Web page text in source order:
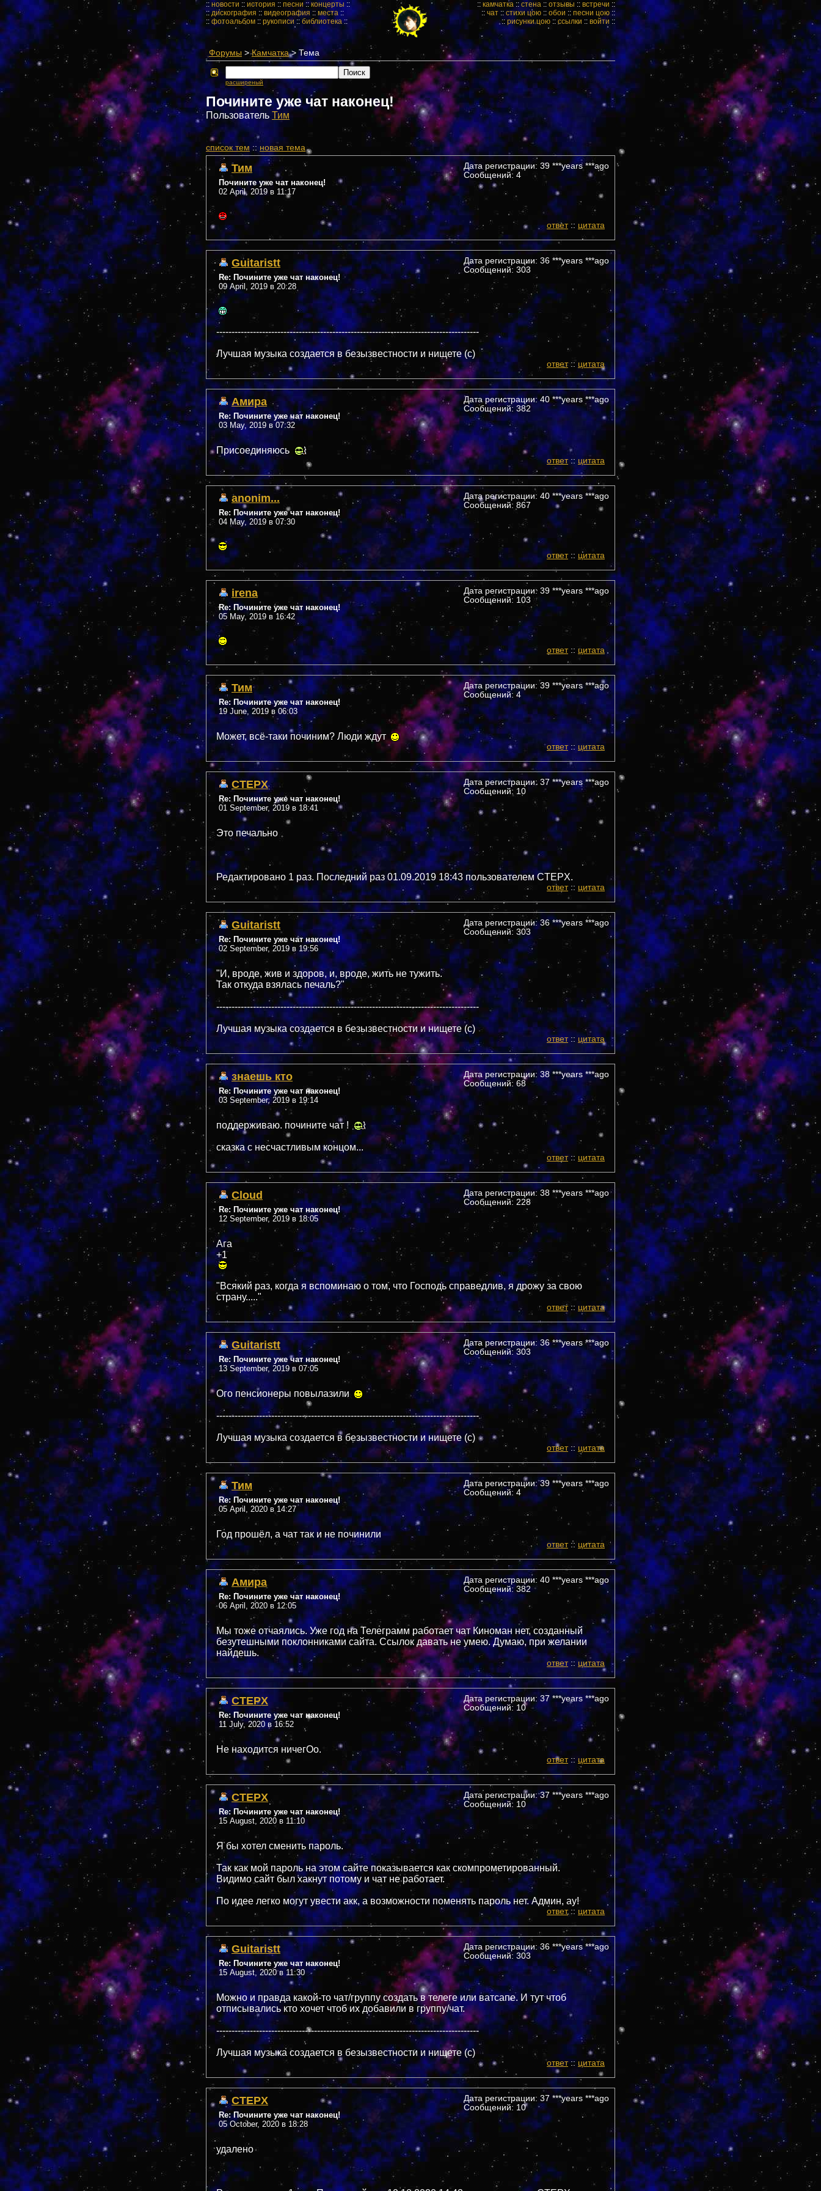
:: новости :: история :: песни::концерты ::
::дискография :: видеография :: места ::
:: фотоальбом :: рукописи :: библиотека::
:: камчатка ::стена :: отзывы :: встречи ::
:: чат :: стихи цою :: обои :: песни цою::
::рисунки цою :: ссылки :: войти ::
Форумы >Камчатка> Тема
расширеный
Почините уже чат наконец!
Пользователь Тим
cписок тем :: новая тема
Тим
Почините уже чат наконец!
02 April, 2019 в 11:17
Дата регистрации: 39 ***years ***ago
Сообщений: 4
ответ:: цитата
Guitaristt
Re: Почините уже чат наконец!
09 April, 2019 в 20:28
Дата регистрации: 36 ***years ***ago
Сообщений: 303
--------------------------------------------------------------------------------------
Лучшая музыка создается в безызвестности и нищете (c)
ответ:: цитата
Амира
Re: Почините уже чат наконец!
03 May, 2019 в 07:32
Дата регистрации: 40 ***years ***ago
Сообщений: 382
Присоединяюсь
ответ:: цитата
anonim...
Re: Почините уже чат наконец!
04 May, 2019 в 07:30
Дата регистрации: 40 ***years ***ago
Сообщений: 867
ответ:: цитата
irena
Re: Почините уже чат наконец!
05 May, 2019 в 16:42
Дата регистрации: 39 ***years ***ago
Сообщений: 103
ответ:: цитата
Тим
Re: Почините уже чат наконец!
19 June, 2019 в 06:03
Дата регистрации: 39 ***years ***ago
Сообщений: 4
Может, всё-таки починим? Люди ждут
ответ:: цитата
CTEPX
Re: Почините уже чат наконец!
01 September, 2019 в 18:41
Дата регистрации: 37 ***years ***ago
Сообщений: 10
Это печально
Редактировано 1 раз. Последний раз 01.09.2019 18:43 пользователем CTEPX.
ответ:: цитата
Guitaristt
Re: Почините уже чат наконец!
02 September, 2019 в 19:56
Дата регистрации: 36 ***years ***ago
Сообщений: 303
"И, вроде, жив и здоров, и, вроде, жить не тужить.
Так откуда взялась печаль?"
--------------------------------------------------------------------------------------
Лучшая музыка создается в безызвестности и нищете (c)
ответ::цитата
знаешь кто
Re: Почините уже чат наконец!
03 September, 2019 в 19:14
Дата регистрации: 38 ***years ***ago
Сообщений: 68
поддерживаю. почините чат !
сказка с несчастливым концом...
ответ:: цитата
Cloud
Re: Почините уже чат наконец!
12 September, 2019 в 18:05
Дата регистрации: 38 ***years ***ago
Сообщений: 228
Ага
+1
"Всякий раз, когда я вспоминаю о том, что Господь справедлив, я дрожу за свою
страну....."
ответ:: цитата
Guitaristt
Re: Почините уже чат наконец!
13 September, 2019 в 07:05
Дата регистрации: 36 ***years ***ago
Сообщений: 303
Ого пенсионеры повылазили
--------------------------------------------------------------------------------------
Лучшая музыка создается в безызвестности и нищете (c)
ответ::цитата
Тим
Re: Почините уже чат наконец!
05 April, 2020 в 14:27
Дата регистрации: 39 ***years ***ago
Сообщений: 4
Год прошёл, а чат так и не починили
ответ:: цитата
Амира
Re: Почините уже чат наконец!
06 April, 2020 в 12:05
Дата регистрации: 40 ***years ***ago
Сообщений: 382
Мы тоже отчаялись. Уже год на Телеграмм работает чат Киноман нет, созданный
безутешными поклонниками сайта. Ссылок давать не умею. Думаю, при желании
найдешь.
ответ:: цитата
CTEPX
Re: Почините уже чат наконец!
11 July, 2020 в 16:52
Дата регистрации: 37 ***years ***ago
Сообщений: 10
Не находится ничегОо.
ответ::цитата
CTEPX
Re: Почините уже чат наконец!
15 August, 2020 в 11:10
Дата регистрации: 37 ***years ***ago
Сообщений: 10
Я бы хотел сменить пароль.
Так как мой пароль на этом сайте показывается как скомпрометированный.
Видимо сайт был хакнут потому и чат не работает.
По идее легко могут увести акк, а возможности поменять пароль нет. Админ, ау!
ответ:: цитата
Guitaristt
Re: Почините уже чат наконец!
15 August, 2020 в 11:30
Дата регистрации: 36 ***years ***ago
Сообщений: 303
Можно и правда какой-то чат/группу создать в телеге или ватсапе. И тут чтоб
отписывались кто хочет чтоб их добавили в группу/чат.
--------------------------------------------------------------------------------------
Лучшая музыка создается в безызвестности и нищете (c)
ответ:: цитата
CTEPX
Re: Почините уже чат наконец!
05 October, 2020 в 18:28
Дата регистрации: 37 ***years ***ago
Сообщений: 10
удалено